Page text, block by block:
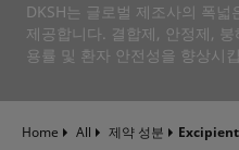
DKSH는 글로벌 제조사의 폭
제공합니다. 결합제, 안정제,
용률 및 환자 안전성을 향상시
Home All 제약 성분